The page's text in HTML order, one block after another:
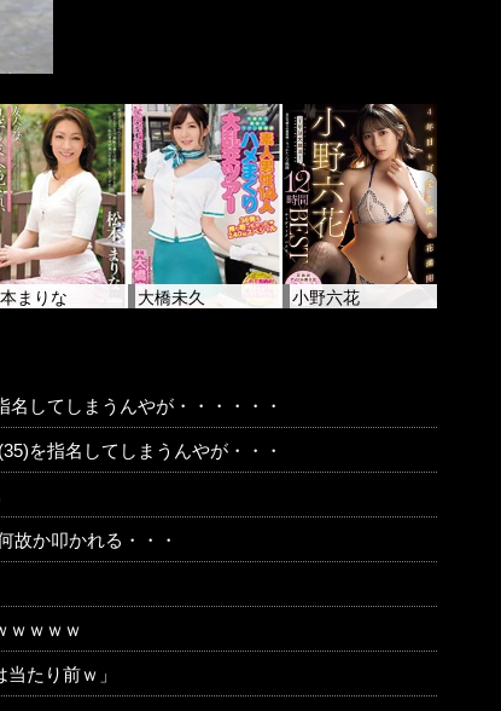
まりな 大橋未久 小野六花
名してしまうんやが・・・・・・
を指名してしまうんやが・・・
故か叩かれる・・・
ｗｗｗｗ
たり前ｗ」